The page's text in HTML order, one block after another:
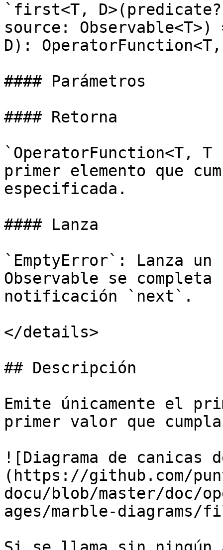
`first<T,
source:
D):
#### Parámetros
#### Retorna
`OperatorFunction<T,
primer elemento que
especificada.
#### Lanza
`EmptyError`: Lanza
Observable se
notificación `next`.
</details>
## Descripción
Emite únicamente el
primer valor que
![Diagrama de
(https://github.com/
docu/blob/master/
ages/marble-